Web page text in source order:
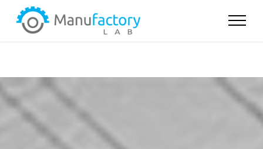
Notice: Undefined index: page inC:\Web\manufactory-
lab.com\www\index.php on line